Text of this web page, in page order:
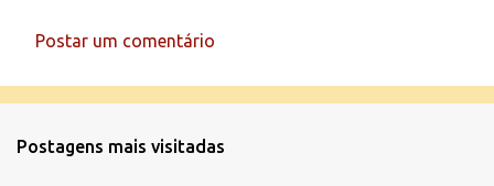
e
Postar um comentário
Postagens mais visitadas